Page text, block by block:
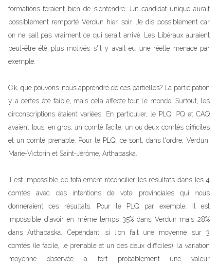
formations feraient bien de s'entendre. Un candidat unique aurait
possiblement remporté Verdun hier soir. Je dis possiblement car
on ne sait pas vraiment ce qui serait arrivé. Les Libéraux auraient
peut-être été plus motivés s'il y avait eu une réelle menace par
exemple.
Ok, que pouvons-nous apprendre de ces partielles? La participation
y a certes été faible, mais cela affecte tout le monde. Surtout, les
circonscriptions étaient variées. En particulier, le PLQ, PQ et CAQ
avaient tous, en gros, un comté facile, un ou deux comtés difficiles
et un comté prenable. Pour le PLQ, ce sont, dans l'ordre, Verdun,
Marie-Victorin et Saint-Jérôme, Arthabaska.
Il est impossible de totalement réconcilier les résultats dans les 4
comtés avec des intentions de vote provinciales qui nous
donneraient ces résultats. Pour le PLQ par exemple, il est
impossible d'avoir en même temps 35% dans Verdun mais 28%
dans Arthabaska. Cependant, si l'on fait une moyenne sur 3
comtés (le facile, le prenable et un des deux difficiles), la variation
moyenne observée a fort probablement une valeur